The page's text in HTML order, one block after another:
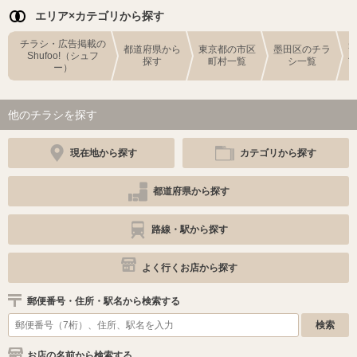
エリア×カテゴリから探す
チラシ・広告掲載の
Shufoo!（シュフ
ー）
都道府県から
探す
東京都の市区
町村一覧
墨田区のチラ
シ一覧
他のチラシを探す
現在地から探す カテゴリから探す
都道府県から探す
路線・駅から探す
よく行くお店から探す
郵便番号・住所・駅名から検索する